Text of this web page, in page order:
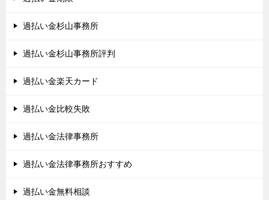
過払い金杉山事務所
過払い金杉山事務所評判
過払い金楽天カード
過払い金比較失敗
過払い金法律事務所
過払い金法律事務所おすすめ
過払い金無料相談